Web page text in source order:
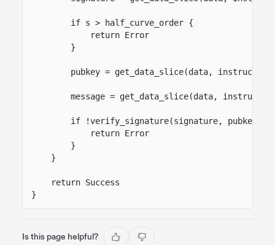
if s > half_curve_order {
return Error
}
pubkey = get_data_slice(data,
message = get_data_slice(data,
if !verify_signature(signature, pubkey,
return Error
}
}
return Success
}
Is this page helpful?